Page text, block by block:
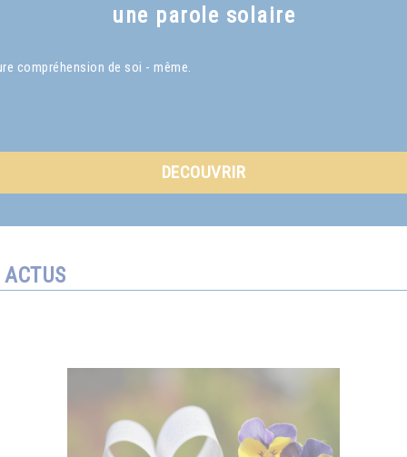
une parole solaire
compréhension de soi - même.
DECOUVRIR
ACTUS